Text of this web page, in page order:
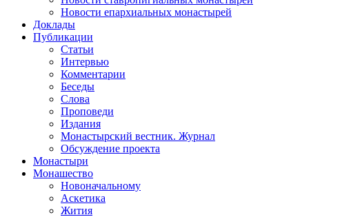
Новости епархиальных монастырей
Доклады
Публикации
Статьи
Интервью
Комментарии
Беседы
Слова
Проповеди
Издания
Монастырский вестник. Журнал
Обсуждение проекта
Монастыри
Монашество
Новоначальному
Аскетика
Жития